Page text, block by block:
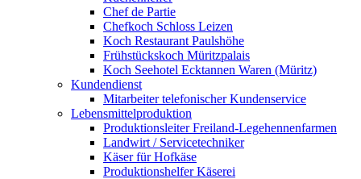
Chef de Partie
Chefkoch Schloss Leizen
Koch Restaurant Paulshöhe
Frühstückskoch Müritzpalais
Koch Seehotel Ecktannen Waren (Müritz)
Kundendienst
Mitarbeiter telefonischer Kundenservice
Lebensmittelproduktion
Produktionsleiter Freiland-Legehennenfarmen
Landwirt / Servicetechniker
Käser für Hofkäse
Produktionshelfer Käserei